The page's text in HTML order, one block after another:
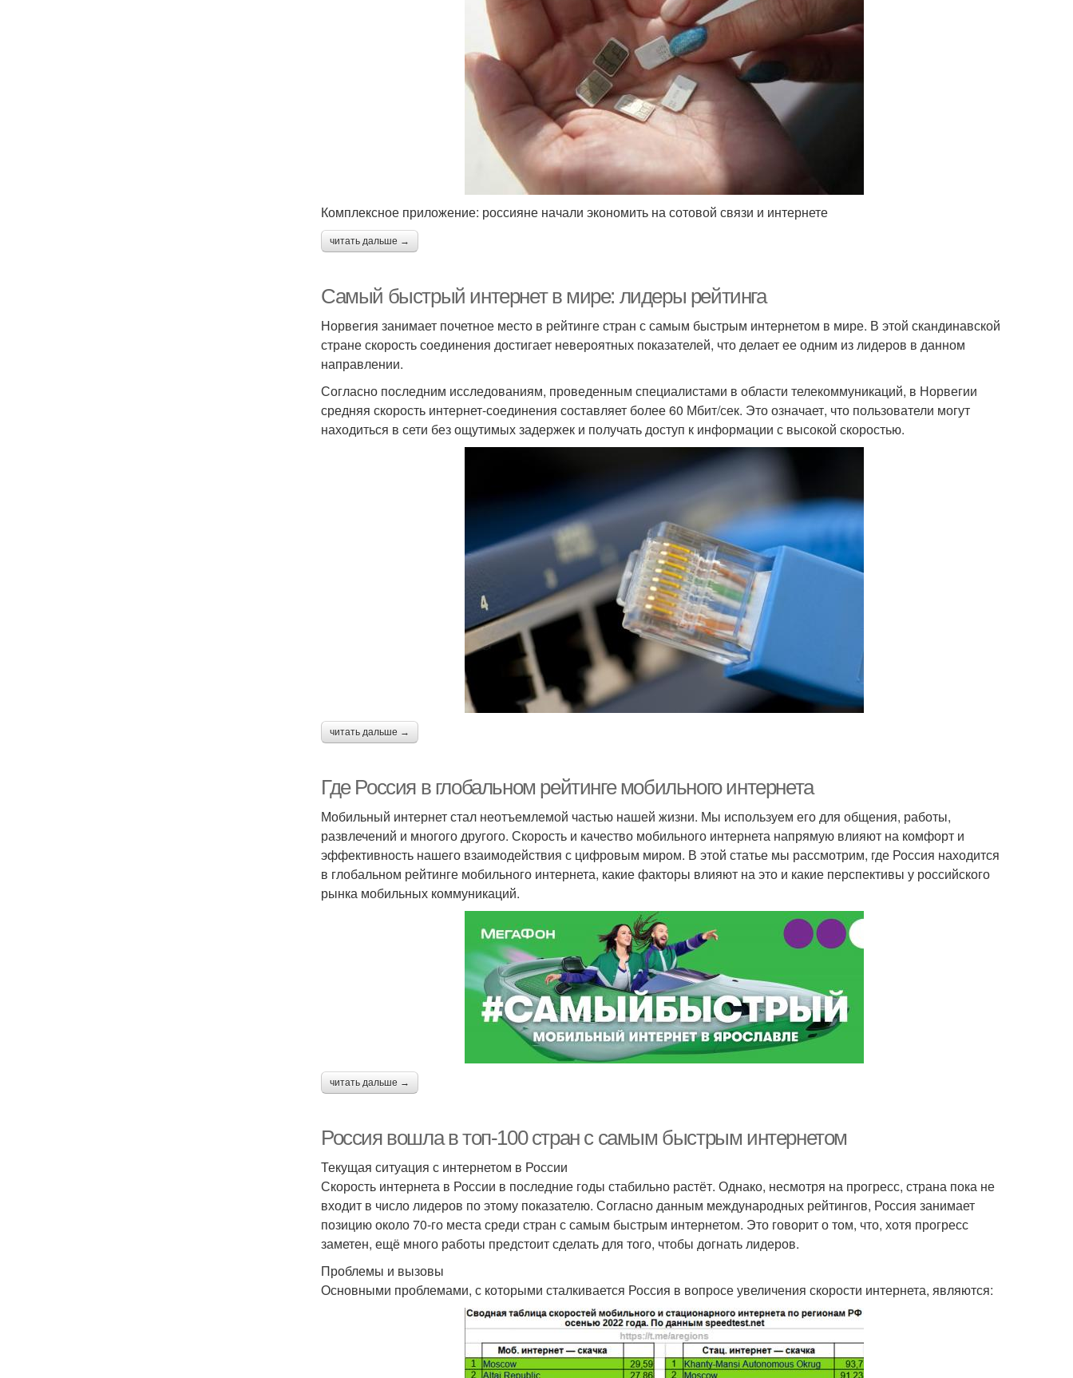
Комплексное приложение: россияне начали экономить на сотовой связи и интернете
читать дальше →
Самый быстрый интернет в мире: лидеры рейтинга
Норвегия занимает почетное место в рейтинге стран с самым быстрым интернетом в мире. В этой скандинавской
стране скорость соединения достигает невероятных показателей, что делает ее одним из лидеров в данном
направлении.
Согласно последним исследованиям, проведенным специалистами в области телекоммуникаций, в Норвегии
средняя скорость интернет-соединения составляет более 60 Мбит/сек. Это означает, что пользователи могут
находиться в сети без ощутимых задержек и получать доступ к информации с высокой скоростью.
читать дальше →
Где Россия в глобальном рейтинге мобильного интернета
Мобильный интернет стал неотъемлемой частью нашей жизни. Мы используем его для общения, работы,
развлечений и многого другого. Скорость и качество мобильного интернета напрямую влияют на комфорт и
эффективность нашего взаимодействия с цифровым миром. В этой статье мы рассмотрим, где Россия находится
в глобальном рейтинге мобильного интернета, какие факторы влияют на это и какие перспективы у российского
рынка мобильных коммуникаций.
читать дальше →
Россия вошла в топ-100 стран с самым быстрым интернетом
Текущая ситуация с интернетом в России
Скорость интернета в России в последние годы стабильно растёт. Однако, несмотря на прогресс, страна пока не
входит в число лидеров по этому показателю. Согласно данным международных рейтингов, Россия занимает
позицию около 70-го места среди стран с самым быстрым интернетом. Это говорит о том, что, хотя прогресс
заметен, ещё много работы предстоит сделать для того, чтобы догнать лидеров.
Проблемы и вызовы
Основными проблемами, с которыми сталкивается Россия в вопросе увеличения скорости интернета, являются: